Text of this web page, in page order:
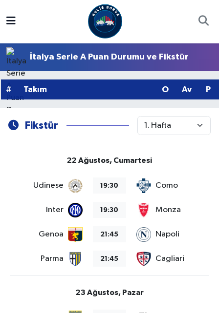
İtalya Serie A Puan Durumu ve Fikstür
# Takım O Av P
Fikstür
22 Ağustos, Cumartesi
Udinese 19:30 Como
Inter 19:30 Monza
Genoa 21:45 Napoli
Parma 21:45 Cagliari
23 Ağustos, Pazar
Hisse Yorumu
Kulis Haber
Trafik Durumu
Süper Lig Puan Durumu ve Fikstür
Haber Arşivi